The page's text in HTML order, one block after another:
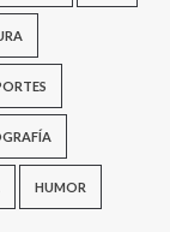
HUMOR